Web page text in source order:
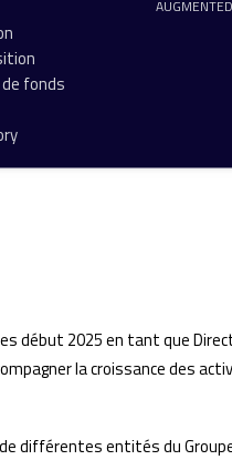
fonds
début 2025 en tant que
la croissance des
différentes entités du